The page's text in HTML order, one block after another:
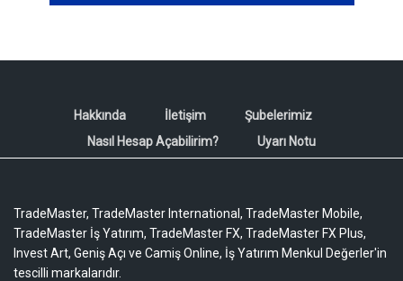
Hakkında İletişim
Şubelerimiz
Nasıl Hesap Açabilirim?
Uyarı Notu
TradeMaster, TradeMaster International, TradeMaster Mobile,
TradeMaster İş Yatırım, TradeMaster FX, TradeMaster FX Plus,
Invest Art, Geniş Açı ve Camiş Online, İş Yatırım Menkul Değerler'in
tescilli markalarıdır.